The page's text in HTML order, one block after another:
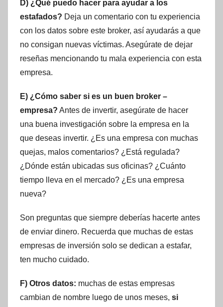
D) ¿Qué puedo hacer para ayudar a los
estafados? Deja un comentario con tu experiencia
con los datos sobre este broker, así ayudarás a que
no consigan nuevas víctimas. Asegúrate de dejar
reseñas mencionando tu mala experiencia con esta
empresa.
E) ¿Cómo saber si es un buen broker –
empresa? Antes de invertir, asegúrate de hacer
una buena investigación sobre la empresa en la
que deseas invertir. ¿Es una empresa con muchas
quejas, malos comentarios? ¿Está regulada?
¿Dónde están ubicadas sus oficinas? ¿Cuánto
tiempo lleva en el mercado? ¿Es una empresa
nueva?
Son preguntas que siempre deberías hacerte antes
de enviar dinero. Recuerda que muchas de estas
empresas de inversión solo se dedican a estafar,
ten mucho cuidado.
F) Otros datos: muchas de estas empresas
cambian de nombre luego de unos meses, si